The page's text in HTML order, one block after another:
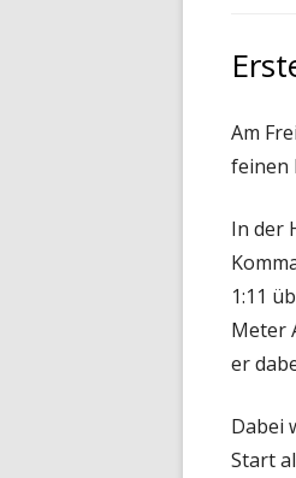
Am
feinen
In der
1:11
Meter
er
Dabei
Start